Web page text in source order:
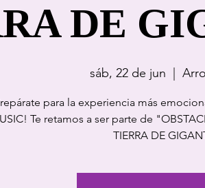
DE
sáb, 22 de jun
para la experiencia más
Te retamos a ser parte de
TIERRA DE